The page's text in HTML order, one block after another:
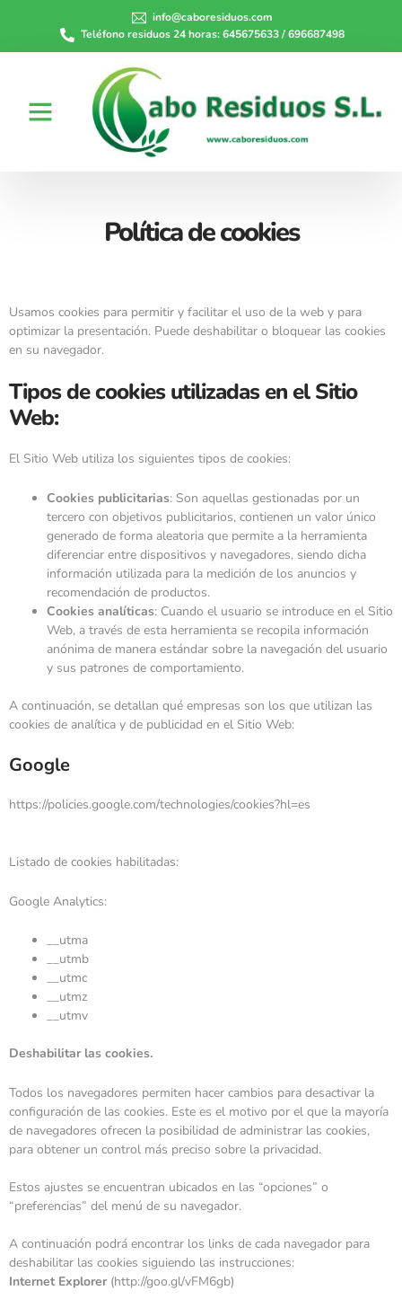
info@caboresiduos.com
Teléfono residuos 24 horas: 645675633 / 696687498
Política de cookies
Usamos cookies para permitir y facilitar el uso de la web y para
optimizar la presentación. Puede deshabilitar o bloquear las cookies
en su navegador.
Tipos de cookies utilizadas en el Sitio
Web:
El Sitio Web utiliza los siguientes tipos de cookies:
Cookies publicitarias: Son aquellas gestionadas por un
tercero con objetivos publicitarios, contienen un valor único
generado de forma aleatoria que permite a la herramienta
diferenciar entre dispositivos y navegadores, siendo dicha
información utilizada para la medición de los anuncios y
recomendación de productos.
Cookies analíticas: Cuando el usuario se introduce en el Sitio
Web, a través de esta herramienta se recopila información
anónima de manera estándar sobre la navegación del usuario
y sus patrones de comportamiento.
A continuación, se detallan qué empresas son los que utilizan las
cookies de analítica y de publicidad en el Sitio Web:
Google
https://policies.google.com/technologies/cookies?hl=es
Listado de cookies habilitadas:
Google Analytics:
__utma
__utmb
__utmc
__utmz
__utmv
Deshabilitar las cookies.
Todos los navegadores permiten hacer cambios para desactivar la
configuración de las cookies. Este es el motivo por el que la mayoría
de navegadores ofrecen la posibilidad de administrar las cookies,
para obtener un control más preciso sobre la privacidad.
Estos ajustes se encuentran ubicados en las “opciones” o
“preferencias” del menú de su navegador.
A continuación podrá encontrar los links de cada navegador para
deshabilitar las cookies siguiendo las instrucciones:
Internet Explorer (http://goo.gl/vFM6gb)